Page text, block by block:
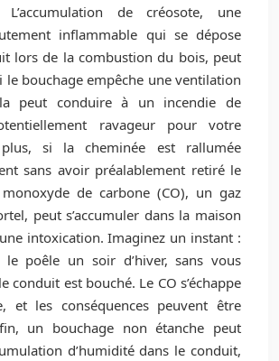
L’accumulation de créosote, une
inflammable qui se dépose
lors de la combustion du bois, peut
le bouchage empêche une ventilation
peut conduire à un incendie de
ravageur pour votre
si la cheminée est rallumée
sans avoir préalablement retiré le
de carbone (CO), un gaz
peut s’accumuler dans la maison
intoxication. Imaginez un instant :
le poêle un soir d’hiver, sans vous
conduit est bouché. Le CO s’échappe
et les conséquences peuvent être
un bouchage non étanche peut
d’humidité dans le conduit,